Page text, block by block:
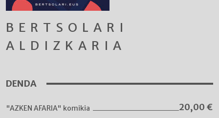
BERTSOLARI
ALDIZKARIA
DENDA
"AZKEN AFARIA" komikia 20,00 €